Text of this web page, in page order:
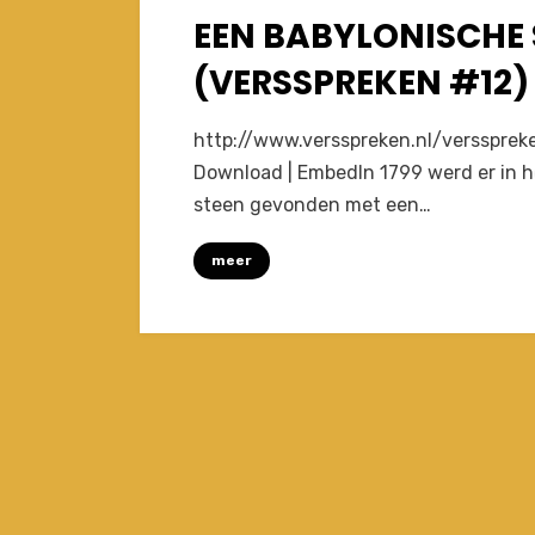
Posted
March 20, 2013
Afleveringen
EEN
(VERSSPREKEN #12)
by Joost
1 Commenton
Een
http://www.versspreken.nl/
Download | EmbedIn 1799 werd er in
steen gevonden met een…
meer